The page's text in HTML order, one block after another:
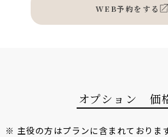
WEB予約をする
オプション 価
※ 主役の方はプランに含まれておりま